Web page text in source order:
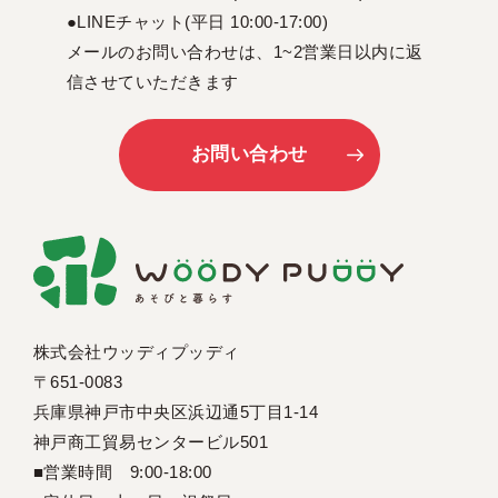
株式会社ウッディプッディ
〒651-0083
兵庫県神戸市中央区浜辺通5丁目1-14
神戸商工貿易センタービル501
■営業時間 9:00-18:00
●LINEチャット(平日 10:00-17:00)
メールのお問い合わせは、1~2営業日以内に返
信させていただきます
お問い合わせ